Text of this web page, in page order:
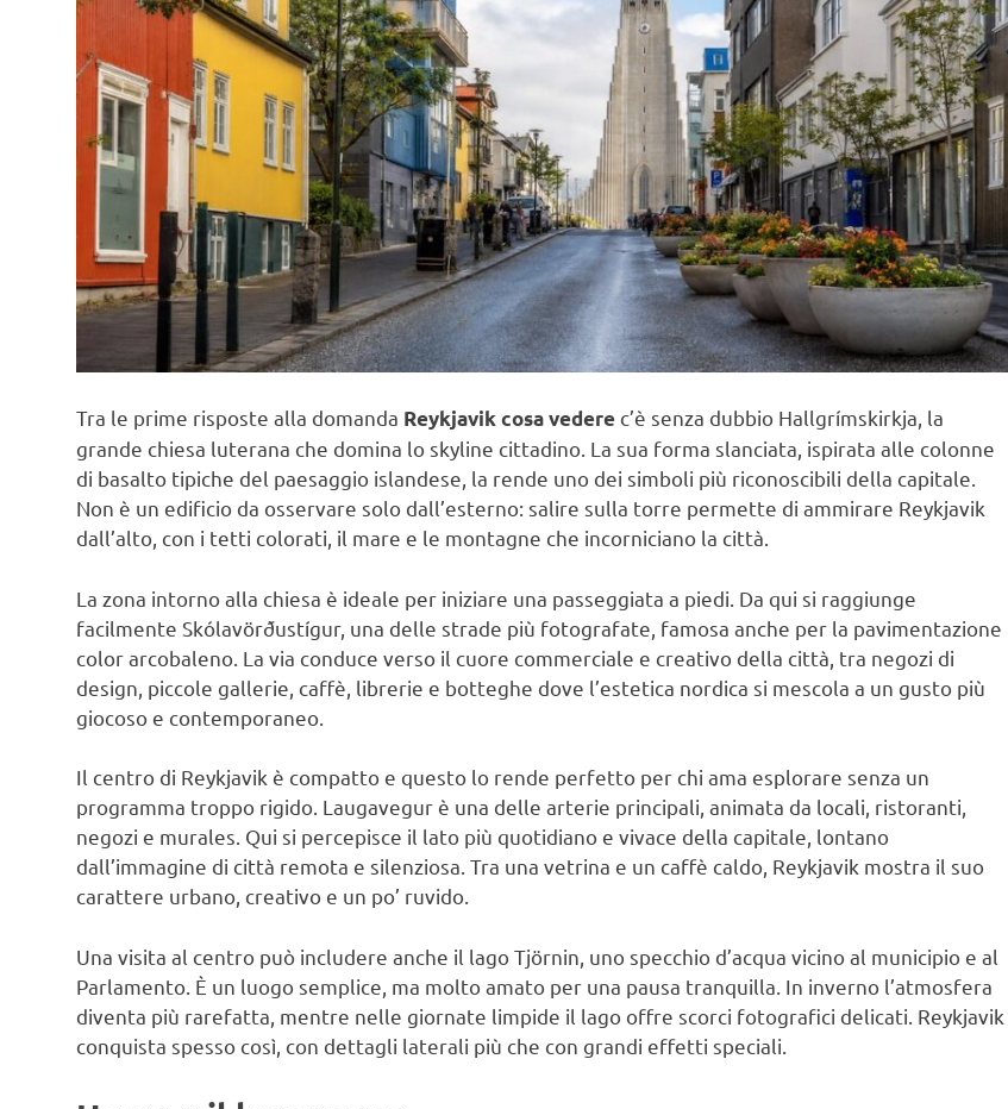
Tra le prime risposte alla domanda Reykjavik cosa vedere c’è senza dubbio Hallgrímskirkja, la
grande chiesa luterana che domina lo skyline cittadino. La sua forma slanciata, ispirata alle colonne
di basalto tipiche del paesaggio islandese, la rende uno dei simboli più riconoscibili della capitale.
Non è un edificio da osservare solo dall’esterno: salire sulla torre permette di ammirare Reykjavik
dall’alto, con i tetti colorati, il mare e le montagne che incorniciano la città.
La zona intorno alla chiesa è ideale per iniziare una passeggiata a piedi. Da qui si raggiunge
facilmente Skólavörðustígur, una delle strade più fotografate, famosa anche per la pavimentazione
color arcobaleno. La via conduce verso il cuore commerciale e creativo della città, tra negozi di
design, piccole gallerie, caffè, librerie e botteghe dove l’estetica nordica si mescola a un gusto più
giocoso e contemporaneo.
Il centro di Reykjavik è compatto e questo lo rende perfetto per chi ama esplorare senza un
programma troppo rigido. Laugavegur è una delle arterie principali, animata da locali, ristoranti,
negozi e murales. Qui si percepisce il lato più quotidiano e vivace della capitale, lontano
dall’immagine di città remota e silenziosa. Tra una vetrina e un caffè caldo, Reykjavik mostra il suo
carattere urbano, creativo e un po’ ruvido.
Una visita al centro può includere anche il lago Tjörnin, uno specchio d’acqua vicino al municipio e al
Parlamento. È un luogo semplice, ma molto amato per una pausa tranquilla. In inverno l’atmosfera
diventa più rarefatta, mentre nelle giornate limpide il lago offre scorci fotografici delicati. Reykjavik
conquista spesso così, con dettagli laterali più che con grandi effetti speciali.